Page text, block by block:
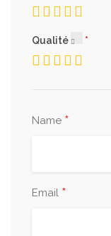
Qualité
Name *
Email *